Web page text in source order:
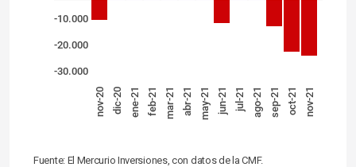
-10.000
-20.000
-30.000
nov-20 dic-20 ene-21 feb-21 mar-21 abr-21 may-21 jun-21 jul-21 ago-21 sep-21 oct-21 nov-21
Fuente: El Mercurio Inversiones, con datos de la CMF.